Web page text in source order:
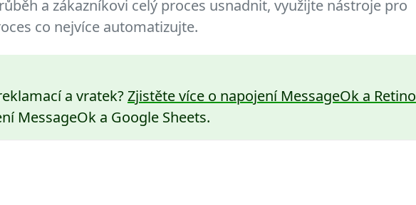
a zákazníkovi celý proces usnadnit, využijte nástroje pro
co nejvíce automatizujte.
a vratek?Zjistěte více o napojení MessageOk a Retino
MessageOk a Google Sheets.